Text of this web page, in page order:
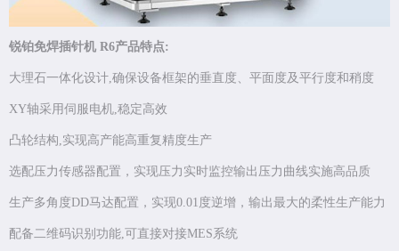
锐铂免焊插针机 R6产品特点:
大理石一体化设计,确保设备框架的垂直度、平面度及平行度和稍度
XY轴采用伺服电机,稳定高效
凸轮结构,实现高产能高重复精度生产
选配压力传感器配置，实现压力实时监控输出压力曲线实施高品质
生产多角度DD马达配置，实现0.01度逆增，输出最大的柔性生产能力
配备二维码识别功能,可直接对接MES系统